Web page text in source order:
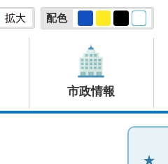
拡大 配色
市政情報